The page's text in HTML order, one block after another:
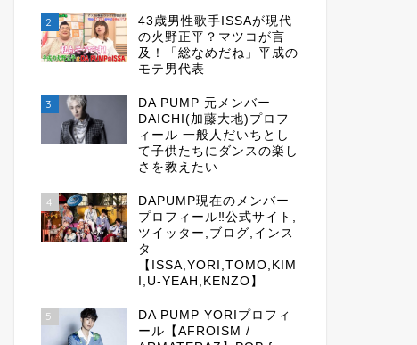
2
43歳男性歌手ISSAが現代
の火野正平？マツコが言
及！「総なめだね」平成の
モテ男代表
3
DA PUMP 元メンバー
DAICHI(加藤大地)プロフ
ィール 一般人だいちとし
て子供たちにダンスの楽し
さを教えたい
4
DAPUMP現在のメンバー
プロフィール‼公式サイト,
ツイッター,ブログ,インス
タ
【ISSA,YORI,TOMO,KIM
I,U-YEAH,KENZO】
5
DA PUMP YORIプロフィ
ール【AFROISM /